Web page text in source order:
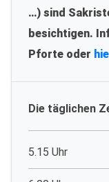
…) sind
besichtigen.
Pforte oder
Die täglichen
5.15 Uhr